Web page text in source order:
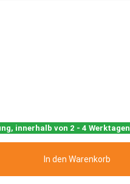
innerhalb von 2 - 4 Werktagen
In den Warenkorb